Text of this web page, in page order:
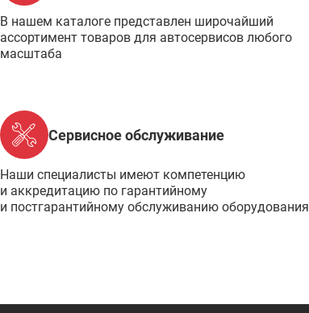
В нашем каталоге представлен широчайший
ассортимент товаров для автосервисов любого
масштаба
Сервисное обслуживание
Наши специалисты имеют компетенцию
и аккредитацию по гарантийному
и постгарантийному обслуживанию оборудования